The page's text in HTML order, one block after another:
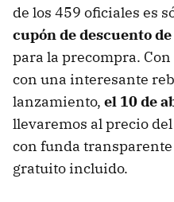
de los 459 oficiales es
cupón de descuento
para la precompra.
con una interesante
lanzamiento, el 10 de
llevaremos al precio
con funda
gratuito incluido.